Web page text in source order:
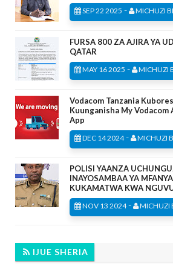
SEP 22 2025 - MICHUZI
FURSA 800 ZA AJIRA YA
QATAR
MAY 16 2025 - MICHUZI
Vodacom Tanzania
Kuunganisha My Vodacom
App
DEC 14 2024- MICHUZI
POLISI YAANZA
INAYOSAMBAA YA
KUKAMATWA KWA
NOV 13 2024- MICHUZI
IJUE SHERIA